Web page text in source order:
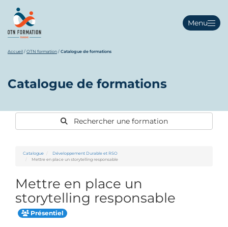
Menu
Accueil / OTN formation / Catalogue de formations
Catalogue de formations
Rechercher une formation
Catalogue
Développement Durable et RSO
Mettre en place un storytelling responsable
Mettre en place un
storytelling responsable
Présentiel